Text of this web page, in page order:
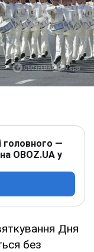
головного —
OBOZ.UA у
Дня
без